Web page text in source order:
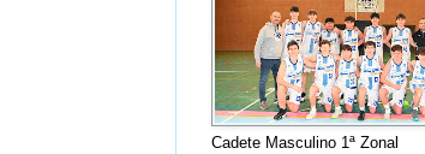
Cadete Masculino 1ª Zonal